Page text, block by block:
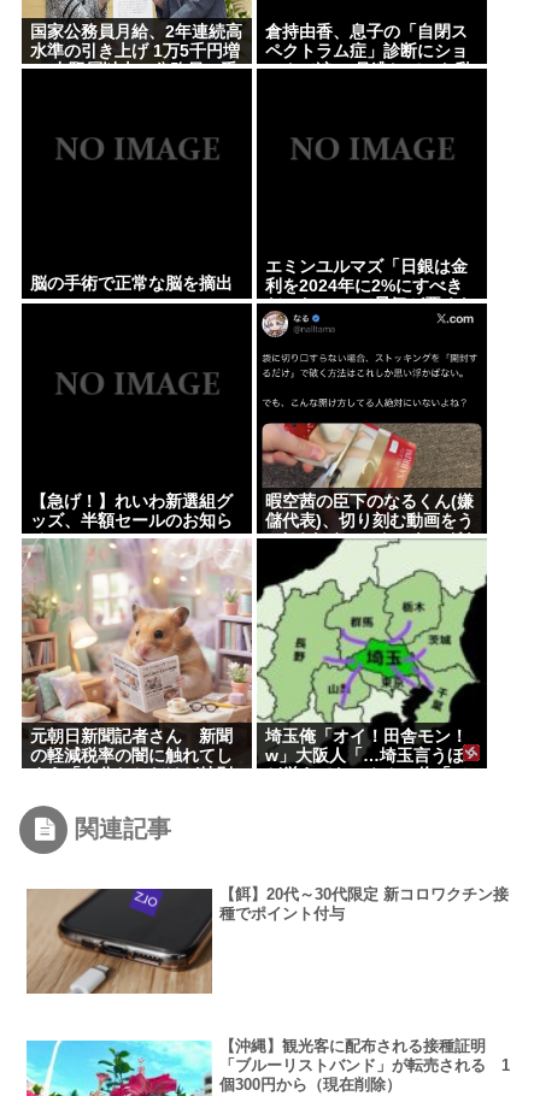
国家公務員月給、2年連続高
水準の引き上げ 1万5千円増
に 中堅層以上の公務員に手
倉持由香、息子の「自閉ス
ペクトラム症」診断にショ
ックで涙… 見逃していた乳
脳の手術で正常な脳を摘出
エミンユルマズ「日銀は金
利を2024年に2%にすべき
だった、2%で景気が悪くな
るなら生産性が低い利益が
【急げ！】れいわ新選組グ
ッズ、半額セールのお知ら
せ
暇空茜の臣下のなるくん(嫌
儲代表)、切り刻む動画をう
pするためにストッキングを
購入、ハサミを入れて感触
を楽しむ
元朝日新聞記者さん 新聞
の軽減税率の闇に触れてし
じてほしい」
埼玉俺「オイ！田舎モン！
w」大阪人「…埼玉言うほ
関連記事
【餌】20代～30代限定 新コロワクチン接
種でポイント付与
【沖縄】観光客に配布される接種証明
「ブルーリストバンド」が転売される 1
個300円から（現在削除）